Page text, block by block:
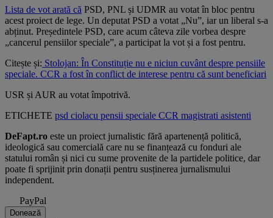
Lista de vot arată că PSD, PNL și UDMR au votat în bloc pentru
acest proiect de lege. Un deputat PSD a votat „Nu”, iar un liberal s-a
abținut. Președintele PSD, care acum câteva zile vorbea despre
„cancerul pensiilor speciale”, a participat la vot și a fost pentru.
Citește și: Stolojan: În Constituție nu e niciun cuvânt despre pensiile
speciale. CCR a fost în conflict de interese pentru că sunt beneficiari
USR și AUR au votat împotrivă.
ETICHETE psd ciolacu pensii speciale CCR magistrati asistenti
DeFapt.ro este un proiect jurnalistic fără apartenență politică,
ideologică sau comercială care nu se finanțează cu fonduri ale
statului român și nici cu sume provenite de la partidele politice, dar
poate fi sprijinit prin donații pentru susținerea jurnalismului
independent.
PayPal
Donează